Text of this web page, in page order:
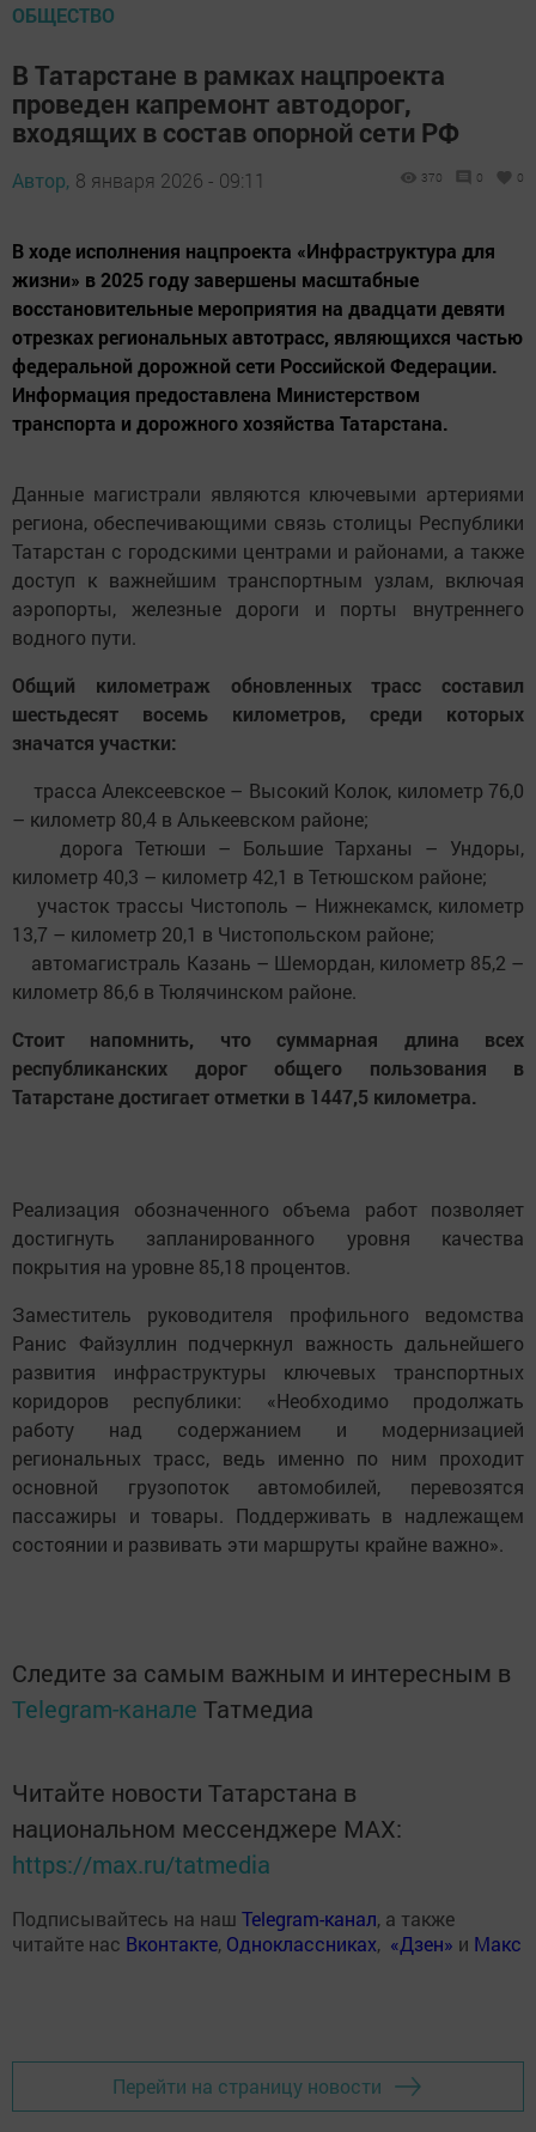
ОБЩЕСТВО
В Татарстане в рамках нацпроекта
проведен капремонт автодорог,
входящих в состав опорной сети РФ
Автор, 8 января 2026 - 09:11 370 0 0
В ходе исполнения нацпроекта «Инфраструктура для
жизни» в 2025 году завершены масштабные
восстановительные мероприятия на двадцати девяти
отрезках региональных автотрасс, являющихся частью
федеральной дорожной сети Российской Федерации.
Информация предоставлена Министерством
транспорта и дорожного хозяйства Татарстана.
Данные магистрали являются ключевыми артериями
региона, обеспечивающими связь столицы Республики
Татарстан с городскими центрами и районами, а также
доступ к важнейшим транспортным узлам, включая
аэропорты, железные дороги и порты внутреннего
водного пути.
Общий километраж обновленных трасс составил
шестьдесят восемь километров, среди которых
значатся участки:
трасса Алексеевское – Высокий Колок, километр 76,0
– километр 80,4 в Алькеевском районе;
дорога Тетюши – Большие Тарханы – Ундоры,
километр 40,3 – километр 42,1 в Тетюшском районе;
участок трассы Чистополь – Нижнекамск, километр
13,7 – километр 20,1 в Чистопольском районе;
автомагистраль Казань – Шемордан, километр 85,2 –
километр 86,6 в Тюлячинском районе.
Стоит напомнить, что суммарная длина всех
республиканских дорог общего пользования в
Татарстане достигает отметки в 1447,5 километра.
Реализация обозначенного объема работ позволяет
достигнуть запланированного уровня качества
покрытия на уровне 85,18 процентов.
Заместитель руководителя профильного ведомства
Ранис Файзуллин подчеркнул важность дальнейшего
развития инфраструктуры ключевых транспортных
коридоров республики: «Необходимо продолжать
работу над содержанием и модернизацией
региональных трасс, ведь именно по ним проходит
основной грузопоток автомобилей, перевозятся
пассажиры и товары. Поддерживать в надлежащем
состоянии и развивать эти маршруты крайне важно».
Следите за самым важным и интересным в
Telegram-канале Татмедиа
Читайте новости Татарстана в
национальном мессенджере MАХ:
https://max.ru/tatmedia
Подписывайтесь на наш Telegram-канал, а также
читайте нас Вконтакте, Одноклассниках, «Дзен» и Макс
Перейти на страницу новости